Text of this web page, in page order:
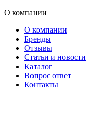
О компании
О компании
Бренды
Отзывы
Статьи и новости
Каталог
Вопрос ответ
Контакты